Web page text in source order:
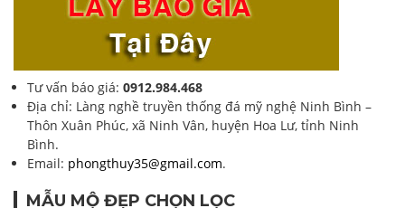
Tư vấn báo giá: 0912.984.468
Địa chỉ: Làng nghề truyền thống đá mỹ nghệ Ninh Bình –
Thôn Xuân Phúc, xã Ninh Vân, huyện Hoa Lư, tỉnh Ninh
Bình.
Email: phongthuy35@gmail.com.
MẪU MỘ ĐẸP CHỌN LỌC